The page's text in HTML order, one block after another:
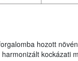
hozott
kockázati